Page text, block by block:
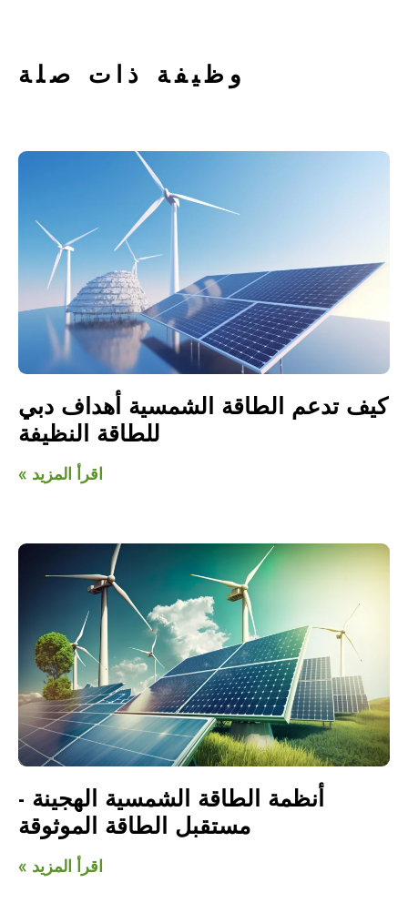
وظيفة ذات صلة
كيف تدعم الطاقة الشمسية أهداف دبي
للطاقة النظيفة
اقرأ المزيد »
أنظمة الطاقة الشمسية الهجينة -
مستقبل الطاقة الموثوقة
اقرأ المزيد »